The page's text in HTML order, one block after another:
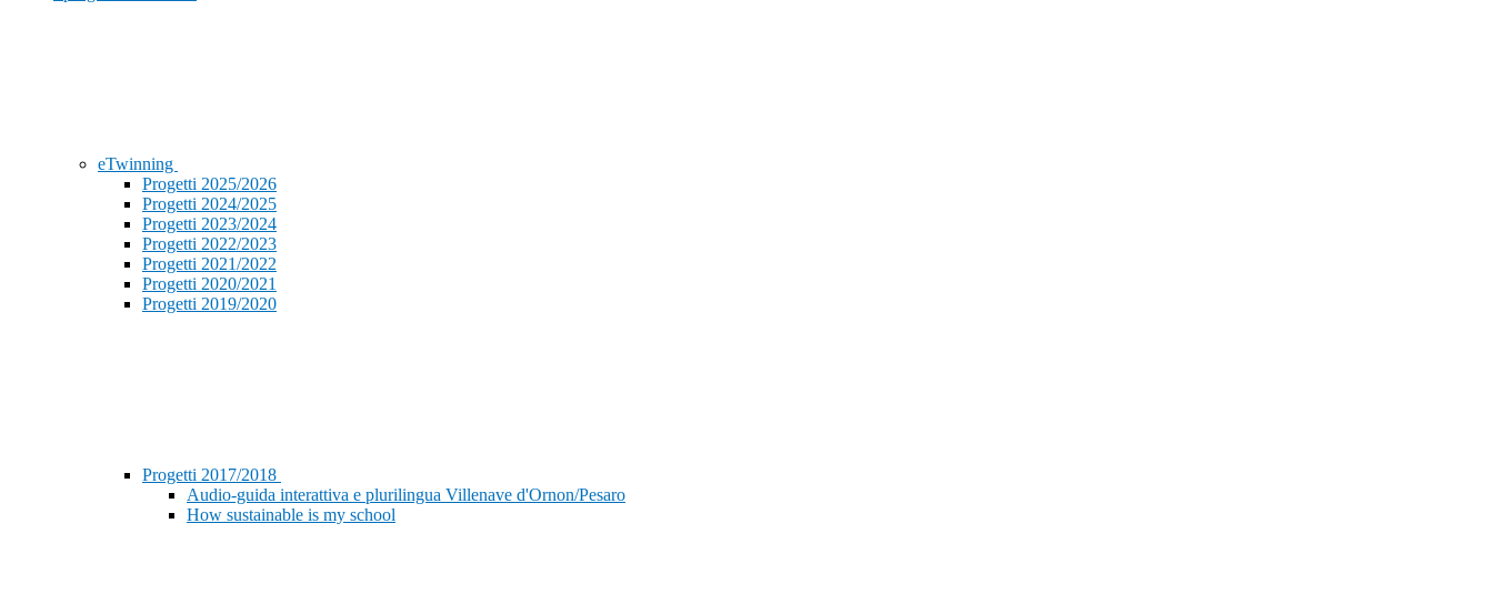
eTwinning
Progetti 2025/2026
Progetti 2024/2025
Progetti 2023/2024
Progetti 2022/2023
Progetti 2021/2022
Progetti 2020/2021
Progetti 2019/2020
Progetti 2017/2018
Audio-guida interattiva e plurilingua Villenave d'Ornon/Pesaro
How sustainable is my school